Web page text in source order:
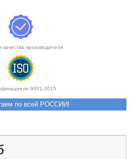
качества производителя
по 9001-2015
по всей РОССИИ!